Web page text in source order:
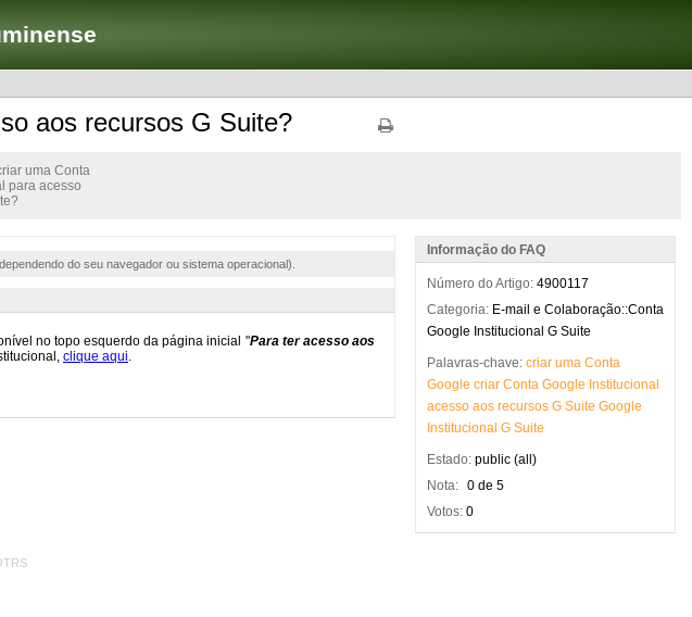
aos recursos G Suite?
uma Conta
para acesso
do seu navegador ou sistema operacional).
Informação do FAQ
Número do Artigo: 4900117
Categoria: E-mail e Colaboração::Conta
Google Institucional G Suite
Palavras-chave: criar uma Conta
Google criar Conta Google Institucional
acesso aos recursos G Suite Google
Institucional G Suite
Estado: public (all)
Nota: 0 de 5
Votos: 0